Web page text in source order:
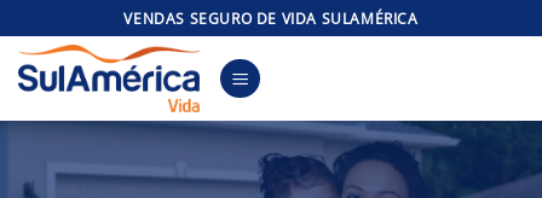
to
content
VENDAS SEGURO DE VIDA SULAMÉRICA